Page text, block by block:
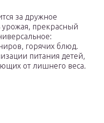
за дружное
прекрасный
горячих блюд.
питания детей,
от лишнего веса.